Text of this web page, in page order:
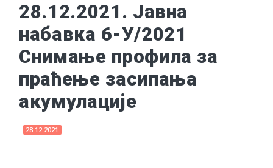
28.12.2021. Јавна
набавка 6-У/2021
Снимање профила за
праћење засипања
акумулације
28.12.2021